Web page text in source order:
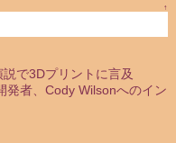
↑
で3Dプリントに言及
発者、Cody Wilsonへのイン